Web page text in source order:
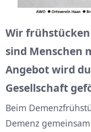
Wir frühstücken
sind Menschen
Angebot wird
Gesellschaft
Beim
Demenz